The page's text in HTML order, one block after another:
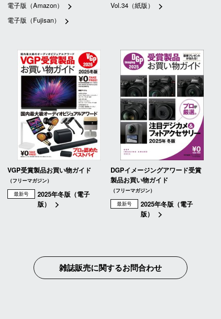
電子版（Amazon）
電子版（Fujisan）
Vol.34（紙版）
VGP受賞製品お買い物ガイド
（フリーマガジン）
最新号
2025年冬版（電子
版）
DGPイメージングアワード受賞
製品お買い物ガイド
（フリーマガジン）
最新号
2025年冬版（電子
版）
雑誌販売に関するお問合わせ